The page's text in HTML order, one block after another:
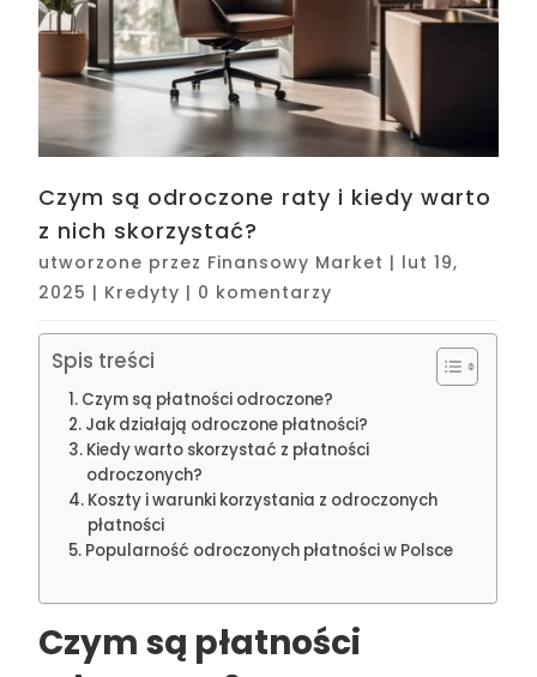
Czym są odroczone raty i kiedy warto
z nich skorzystać?
utworzone przez Finansowy Market | lut 19,
2025 | Kredyty | 0 komentarzy
Spis treści
Czym są płatności odroczone?
Jak działają odroczone płatności?
Kiedy warto skorzystać z płatności
odroczonych?
Koszty i warunki korzystania z odroczonych
płatności
Popularność odroczonych płatności w Polsce
Czym są płatności